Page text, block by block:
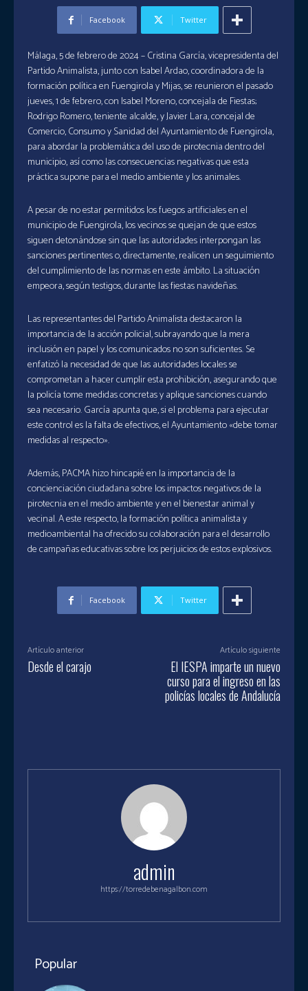
Facebook Twitter
Málaga, 5 de febrero de 2024 – Cristina García, vicepresidenta del
Partido Animalista, junto con Isabel Ardao, coordinadora de la
formación política en Fuengirola y Mijas, se reunieron el pasado
jueves, 1 de febrero, con Isabel Moreno, concejala de Fiestas;
Rodrigo Romero, teniente alcalde, y Javier Lara, concejal de
Comercio, Consumo y Sanidad del Ayuntamiento de Fuengirola,
para abordar la problemática del uso de pirotecnia dentro del
municipio, así como las consecuencias negativas que esta
práctica supone para el medio ambiente y los animales.
A pesar de no estar permitidos los fuegos artificiales en el
municipio de Fuengirola, los vecinos se quejan de que estos
siguen detonándose sin que las autoridades interpongan las
sanciones pertinentes o, directamente, realicen un seguimiento
del cumplimiento de las normas en este ámbito. La situación
empeora, según testigos, durante las fiestas navideñas.
Las representantes del Partido Animalista destacaron la
importancia de la acción policial, subrayando que la mera
inclusión en papel y los comunicados no son suficientes. Se
enfatizó la necesidad de que las autoridades locales se
comprometan a hacer cumplir esta prohibición, asegurando que
la policía tome medidas concretas y aplique sanciones cuando
sea necesario. García apunta que, si el problema para ejecutar
este control es la falta de efectivos, el Ayuntamiento «debe tomar
medidas al respecto».
Además, PACMA hizo hincapié en la importancia de la
concienciación ciudadana sobre los impactos negativos de la
pirotecnia en el medio ambiente y en el bienestar animal y
vecinal. A este respecto, la formación política animalista y
medioambiental ha ofrecido su colaboración para el desarrollo
de campañas educativas sobre los perjuicios de estos explosivos.
Facebook Twitter
Artículo anterior
Desde el carajo
Artículo siguiente
El IESPA imparte un nuevo
curso para el ingreso en las
policías locales de Andalucía
admin
https://torredebenagalbon.com
Popular